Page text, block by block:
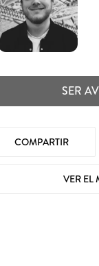
SER
COMPARTIR
VER EL